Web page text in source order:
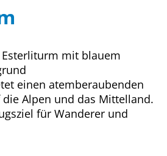
einen atemberaubenden
Alpen und das Mittelland.
für Wanderer und